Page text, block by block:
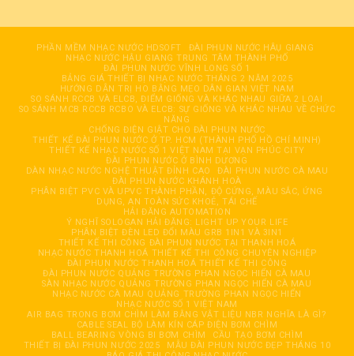
PHẦN MỀM NHẠC NƯỚC HDSOFT
ĐÀI PHUN NƯỚC HÂỤ GIANG
NHẠC NƯỚC HẬU GIANG TRUNG TÂM THÀNH PHỐ
ĐÀI PHUN NƯỚC VĨNH LONG SỐ 1
BẢNG GIÁ THIẾT BỊ NHẠC NƯỚC THÁNG 2 NĂM 2025
HƯỚNG DẪN TRỊ HO BẰNG MẸO DÂN GIAN VIỆT NAM
SO SÁNH RCCB VÀ ELCB, ĐIỂM GIỐNG VÀ KHÁC NHAU GIỮA 2 LOẠI
SO SÁNH MCB RCCB RCBO VÀ ELCB: SỰ GIỐNG VÀ KHÁC NHAU VỀ CHỨC
NĂNG
CHỐNG ĐIỆN GIẬT CHO ĐÀI PHUN NƯỚC
THIẾT KẾ ĐÀI PHUN NƯỚC Ở TP. HCM (THÀNH PHỐ HỒ CHÍ MINH)
THIẾT KẾ NHẠC NƯỚC SỐ 1 VIỆT NAM TẠI VẠN PHÚC CITY
ĐÀI PHUN NƯỚC Ở BÌNH DƯƠNG
DÀN NHẠC NƯỚC NGHỆ THUẬT ĐỈNH CAO
ĐÀI PHUN NƯỚC CÀ MAU
ĐÀI PHUN NƯỚC KHÁNH HOÀ
PHÂN BIỆT PVC VÀ UPVC THÀNH PHẦN, ĐỘ CỨNG, MÀU SẮC, ỨNG
DỤNG, AN TOÀN SỨC KHOẺ, TÁI CHẾ
HẢI ĐĂNG AUTOMATION
Ý NGHĨ SOLOGAN HẢI ĐĂNG: LIGHT UP YOUR LIFE
PHÂN BIỆT ĐÈN LED ĐỔI MÀU GRB 1IN1 VÀ 3IN1
THIẾT KẾ THI CÔNG ĐÀI PHUN NƯỚC TẠI THANH HOÁ
NHẠC NƯỚC THANH HOÁ THIẾT KẾ THI CÔNG CHUYÊN NGHIỆP
ĐÀI PHUN NƯỚC THANH HOÁ THIẾT KẾ THI CÔNG
ĐÀI PHUN NƯỚC QUẢNG TRƯỜNG PHAN NGỌC HIỂN CÀ MAU
SÀN NHẠC NƯỚC QUẢNG TRƯỜNG PHAN NGỌC HIỂN CÀ MAU
NHẠC NƯỚC CÀ MAU QUẢNG TRƯỜNG PHAN NGỌC HIỂN
NHẠC NƯỚC SỐ 1 VIỆT NAM
AIR BAG TRONG BƠM CHÌM LÀM BẰNG VẬT LIỆU NBR NGHĨA LÀ GÌ?
CABLE SEAL BỘ LÀM KÍN CÁP ĐIỆN BƠM CHÌM
BALL BEARING VÒNG BI BƠM CHÌM
CẦU TẠO BƠM CHÌM
THIẾT BỊ ĐÀI PHUN NƯỚC 2025
MẪU ĐÀI PHUN NƯỚC ĐẸP THÁNG 10